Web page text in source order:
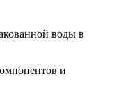
воды в
и